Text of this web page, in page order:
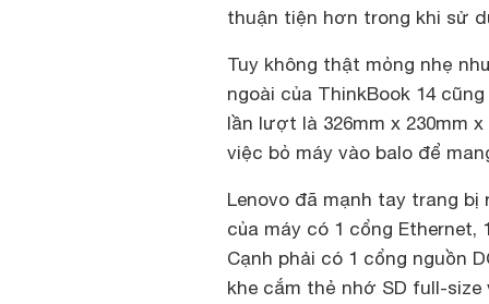
thuận tiện hơn trong khi sử
Tuy không thật mỏng nhẹ
ngoài của ThinkBook 14
lần lượt là 326mm x 230mm
việc bỏ máy vào balo để
Lenovo đã mạnh tay trang bị
của máy có 1 cổng Ethernet,
Cạnh phải có 1 cổng nguồn
khe cắm thẻ nhớ SD full-size